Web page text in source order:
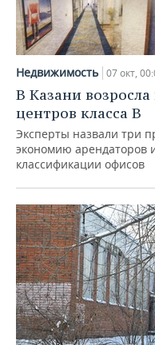
Недвижимость 07 окт,
В Казани
центров класса В
Эксперты назвали три
экономию арендаторов
классификации офисов